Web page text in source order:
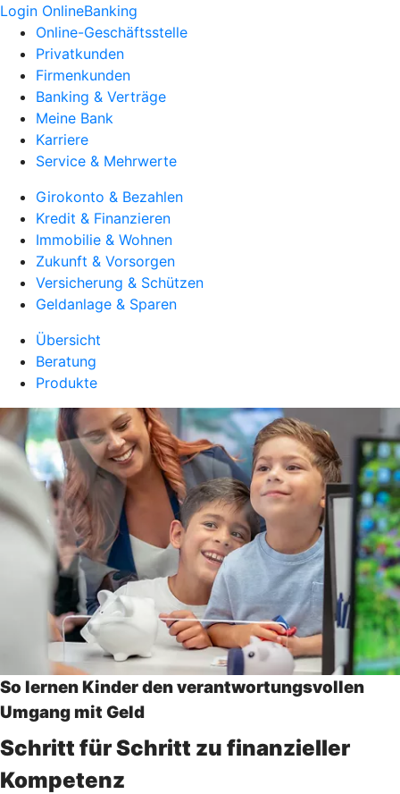
Login OnlineBanking
Online-Geschäftsstelle
Privatkunden
Firmenkunden
Banking & Verträge
Meine Bank
Karriere
Service & Mehrwerte
Girokonto & Bezahlen
Kredit & Finanzieren
Immobilie & Wohnen
Zukunft & Vorsorgen
Versicherung & Schützen
Geldanlage & Sparen
Übersicht
Beratung
Produkte
So lernen Kinder den verantwortungsvollen
Umgang mit Geld
Schritt für Schritt zu finanzieller
Kompetenz